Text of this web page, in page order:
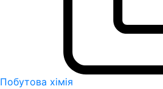
Побутова хімія